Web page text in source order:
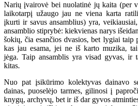
Narių įvairovė bei nuolatinė jų kaita (per
laikotarpį užaugo jau ne viena karta
įkurti ir savus ansamblius) yra,
ansamblio stiprybė: kiekvienas narys
šokių, čia esančios dvasios, bet lygiai taip
kas jau esama, jei ne iš karto muzika,
jėga. Taip ansamblis yra visad gyvas, ir
kitas.
Nuo pat įsikūrimo kolektyvas dainavo
dainas, puoselėjo tarmes, gilinosi į
knygų, archyvų, bet ir iš dar gyvos